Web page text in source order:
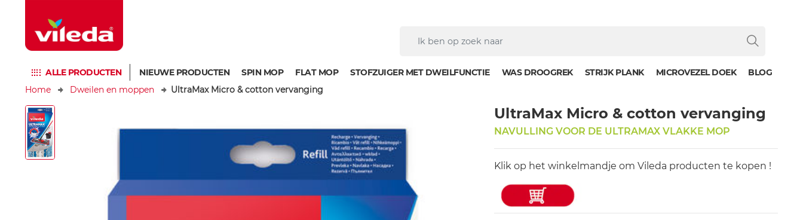
ALLE PRODUCTEN NIEUWE PRODUCTEN SPIN MOP FLAT MOP STOFZUIGER MET DWEILFUNCTIE WAS DROOGREK STRIJK PLANK MICROVEZEL DOEK
BLOG
Home
Dweilen en moppen UltraMax Micro & cotton vervanging
UltraMax Micro & cotton vervanging
NAVULLING VOOR DE ULTRAMAX VLAKKE MOP
Klik op het winkelmandje om Vileda producten te kopen !